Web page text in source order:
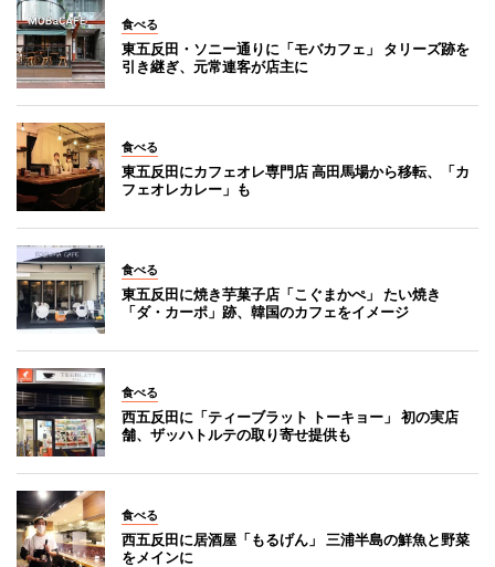
食べる
東五反田・ソニー通りに「モバカフェ」 タリーズ跡を
引き継ぎ、元常連客が店主に
食べる
東五反田にカフェオレ専門店 高田馬場から移転、「カ
フェオレカレー」も
食べる
東五反田に焼き芋菓子店「こぐまかぺ」 たい焼き
「ダ・カーポ」跡、韓国のカフェをイメージ
食べる
西五反田に「ティーブラット トーキョー」 初の実店
舗、ザッハトルテの取り寄せ提供も
食べる
西五反田に居酒屋「もるげん」 三浦半島の鮮魚と野菜
をメインに